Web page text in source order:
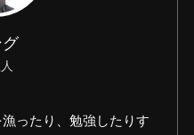
グ
ったり、勉強したりす